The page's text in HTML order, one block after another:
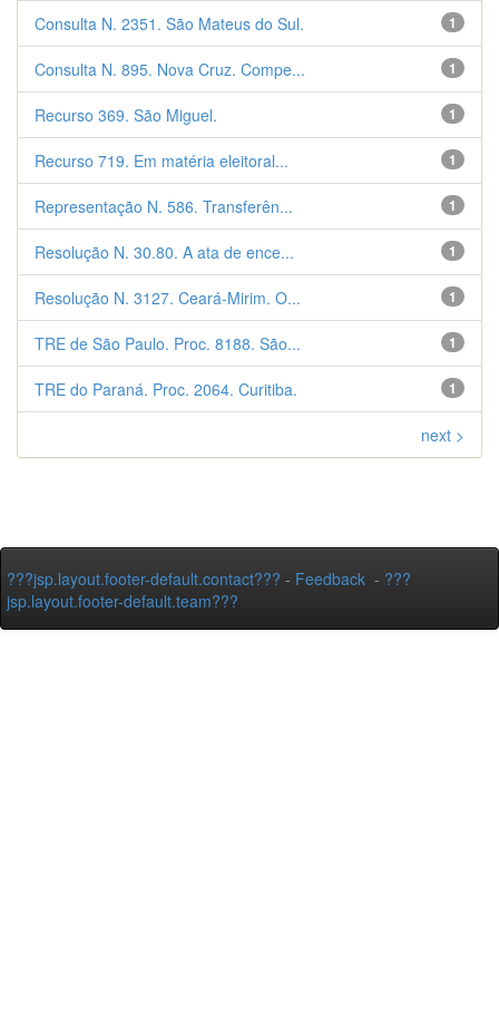
1
Consulta N. 2351. São Mateus do Sul.
1
Consulta N. 895. Nova Cruz. Compe...
1
Recurso 369. São Miguel.
1
Recurso 719. Em matéria eleitoral...
1
Representação N. 586. Transferên...
1
Resolução N. 30.80. A ata de ence...
1
Resolução N. 3127. Ceará-Mirim. O...
1
TRE de São Paulo. Proc. 8188. São...
1
TRE do Paraná. Proc. 2064. Curitiba.
next >
???jsp.layout.footer-default.contact??? - Feedback - ???
jsp.layout.footer-default.team???